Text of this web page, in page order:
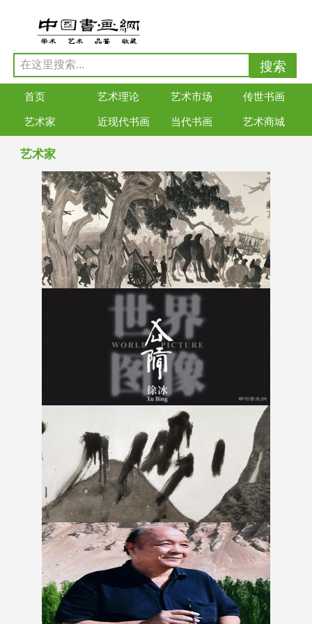
首页 艺术理论 艺术市场 传世书画
艺术家 近现代书画 当代书画 艺术商城
艺术家